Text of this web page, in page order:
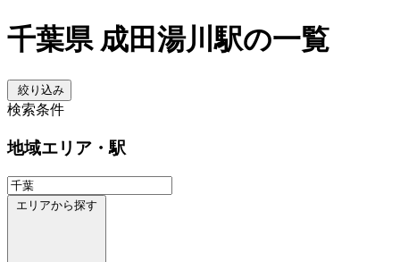
千葉県 成田湯川駅の一覧
絞り込み
検索条件
地域エリア・駅
エリアから探す